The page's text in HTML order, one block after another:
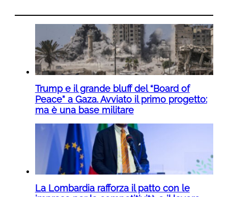
Trump e il grande bluff del “Board of
Peace” a Gaza. Avviato il primo progetto:
ma è una base militare
La Lombardia rafforza il patto con le